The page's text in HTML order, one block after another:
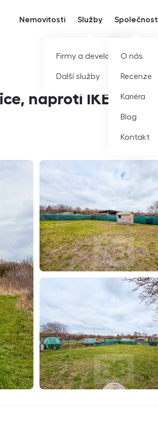
Nemovitosti Služby
Firmy a developeři
Další služby
Společnost
O nás
Recenze
Kariéra
Blog
Kontakt
naproti IKEA